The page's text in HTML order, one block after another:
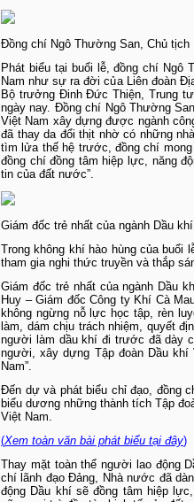
Đồng chí Ngô Thường San, Chủ tịch
Phát biểu tại buổi lễ, đồng chí Ngô
Nam như sự ra đời của Liên đoàn
Bộ trưởng Đinh Đức Thiện, Trung
ngày nay. Đồng chí Ngô Thường
Việt Nam xây dựng được ngành
đã thay da đổi thịt nhờ có những
tìm lửa thế hệ trước, đồng chí mong
đồng chí đồng tâm hiệp lực, năng
tin của đất nước”.
Giám đốc trẻ nhất của ngành Dầu
Trong không khí hào hùng của buổi
tham gia nghi thức truyền và thắp
Giám đốc trẻ nhất của ngành Dầu
Huy – Giám đốc Công ty Khí Cà
không ngừng nỗ lực học tập, rèn
làm, dám chịu trách nhiệm, quyết
người làm dầu khí đi trước đã dày
người, xây dựng Tập đoàn Dầu
Nam”.
Đến dự và phát biểu chỉ đạo, đồng
biểu dương những thành tích Tập
Việt Nam.
(Xem toàn văn bài phát biểu tại đây)
Thay mặt toàn thể người lao động
chí lãnh đạo Đảng, Nhà nước đã
động Dầu khí sẽ đồng tâm hiệp